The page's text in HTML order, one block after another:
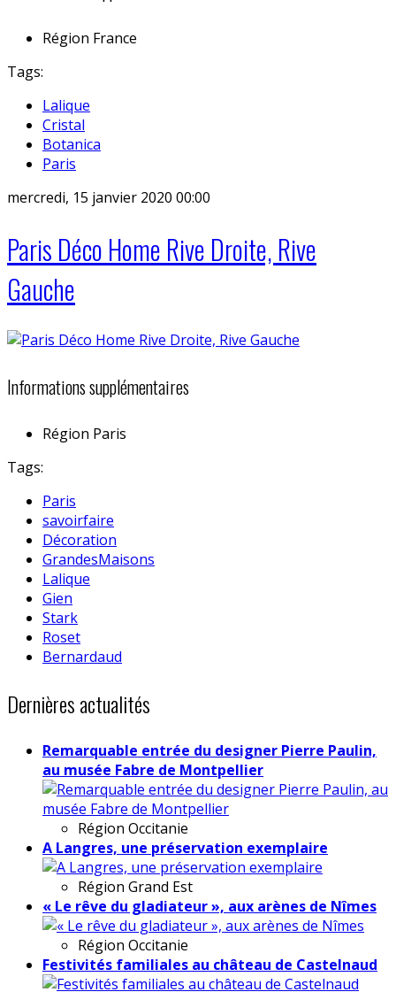
Région France
Tags:
Lalique
Cristal
Botanica
Paris
mercredi, 15 janvier 2020 00:00
Paris Déco Home Rive Droite, Rive
Gauche
Informations supplémentaires
Région Paris
Tags:
Paris
savoirfaire
Décoration
GrandesMaisons
Lalique
Gien
Stark
Roset
Bernardaud
Dernières actualités
Remarquable entrée du designer Pierre Paulin,
au musée Fabre de Montpellier
Région Occitanie
A Langres, une préservation exemplaire
Région Grand Est
« Le rêve du gladiateur », aux arènes de Nîmes
Région Occitanie
Festivités familiales au château de Castelnaud